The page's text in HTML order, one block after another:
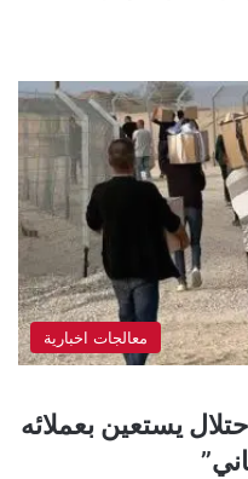
معالجات اخبارية
يستعين بعملائه